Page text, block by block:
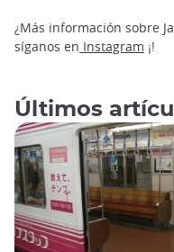
¿Más información sobre
síganos en Instagram ¡!
Últimos